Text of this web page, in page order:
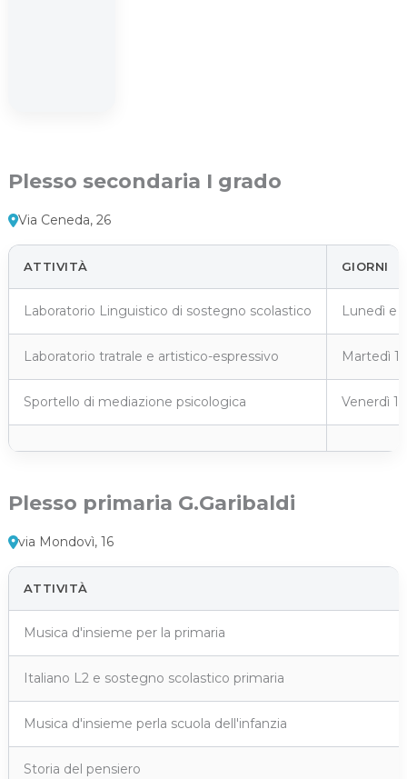
Plesso secondaria I grado
Via Ceneda, 26
ATTIVITÀ GIORNI
Laboratorio Linguistico di sostegno scolastico Lunedì e
Laboratorio tratrale e artistico-espressivo Martedì
Sportello di mediazione psicologica Venerdì
Plesso primaria G.Garibaldi
via Mondovì, 16
ATTIVITÀ
Musica d'insieme per la primaria
Italiano L2 e sostegno scolastico primaria
Musica d'insieme perla scuola dell'infanzia
Storia del pensiero